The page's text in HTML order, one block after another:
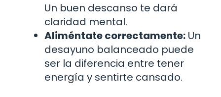
Un buen descanso te dará
claridad mental.
Aliméntate correctamente: Un
desayuno balanceado puede
ser la diferencia entre tener
energía y sentirte cansado.